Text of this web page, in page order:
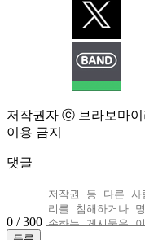
저작권자 ⓒ 브라보마
이용 금지
댓글
0 / 300